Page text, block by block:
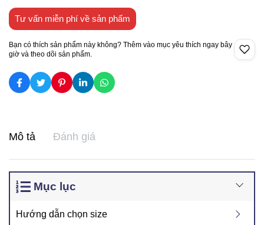
Tư vấn miễn phí về sản phẩm
Bạn có thích sản phẩm này không? Thêm vào mục yêu thích ngay bây
giờ và theo dõi sản phẩm.
Mô tả Đánh giá
Mục lục
Hướng dẫn chọn size